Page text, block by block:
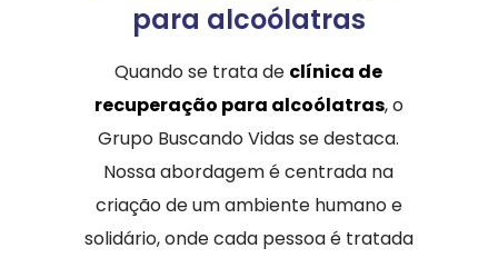
para alcoólatras
Quando se trata de clínica de
recuperação para alcoólatras, o
Grupo Buscando Vidas se destaca.
Nossa abordagem é centrada na
criação de um ambiente humano e
solidário, onde cada pessoa é tratada